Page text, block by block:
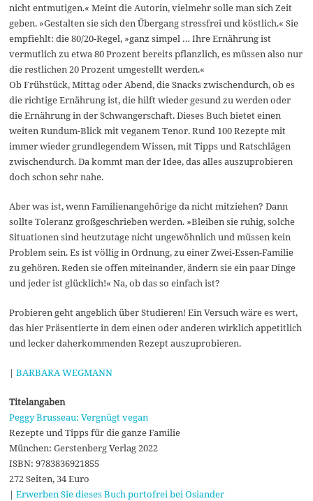
nicht entmutigen.« Meint die Autorin, vielmehr solle man sich Zeit
geben. »Gestalten sie sich den Übergang stressfrei und köstlich.« Sie
empfiehlt: die 80/20-Regel, »ganz simpel … Ihre Ernährung ist
vermutlich zu etwa 80 Prozent bereits pflanzlich, es müssen also nur
die restlichen 20 Prozent umgestellt werden.«
Ob Frühstück, Mittag oder Abend, die Snacks zwischendurch, ob es
die richtige Ernährung ist, die hilft wieder gesund zu werden oder
die Ernährung in der Schwangerschaft. Dieses Buch bietet einen
weiten Rundum-Blick mit veganem Tenor. Rund 100 Rezepte mit
immer wieder grundlegendem Wissen, mit Tipps und Ratschlägen
zwischendurch. Da kommt man der Idee, das alles auszuprobieren
doch schon sehr nahe.
Aber was ist, wenn Familienangehörige da nicht mitziehen? Dann
sollte Toleranz großgeschrieben werden. »Bleiben sie ruhig, solche
Situationen sind heutzutage nicht ungewöhnlich und müssen kein
Problem sein. Es ist völlig in Ordnung, zu einer Zwei-Essen-Familie
zu gehören. Reden sie offen miteinander, ändern sie ein paar Dinge
und jeder ist glücklich!« Na, ob das so einfach ist?
Probieren geht angeblich über Studieren! Ein Versuch wäre es wert,
das hier Präsentierte in dem einen oder anderen wirklich appetitlich
und lecker daherkommenden Rezept auszuprobieren.
|BARBARA WEGMANN
Titelangaben
Peggy Brusseau: Vergnügt vegan
Rezepte und Tipps für die ganze Familie
München: Gerstenberg Verlag 2022
ISBN: 9783836921855
272 Seiten, 34 Euro
|Erwerben Sie dieses Buch portofrei bei Osiander